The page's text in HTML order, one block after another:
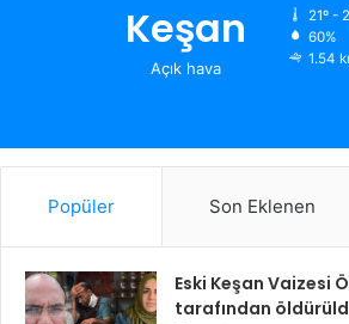
Keşan
Açık hava
21º -
60%
1.54
Popüler Son Eklenen
Eski Keşan Vaizesi
tarafından